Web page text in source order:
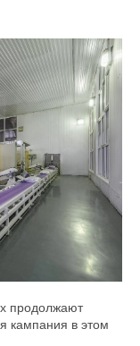
продолжают
кампания в этом